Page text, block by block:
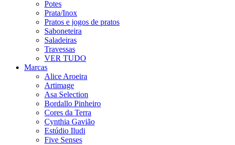
Potes
Prata/Inox
Pratos e jogos de pratos
Saboneteira
Saladeiras
Travessas
VER TUDO
Marcas
Alice Aroeira
Artimage
Asa Selection
Bordallo Pinheiro
Cores da Terra
Cynthia Gavião
Estúdio Iludi
Five Senses